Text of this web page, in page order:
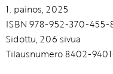
1. painos, 2025
ISBN 978-952-370-455-
Sidottu, 206 sivua
Tilausnumero 8402-